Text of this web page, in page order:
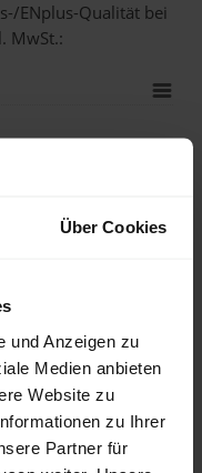
Über Cookies
und Anzeigen zu
Medien anbieten
Website zu
zu Ihrer
Partner für
ENplus-Qualität bei
MwSt.:
Mai
2026